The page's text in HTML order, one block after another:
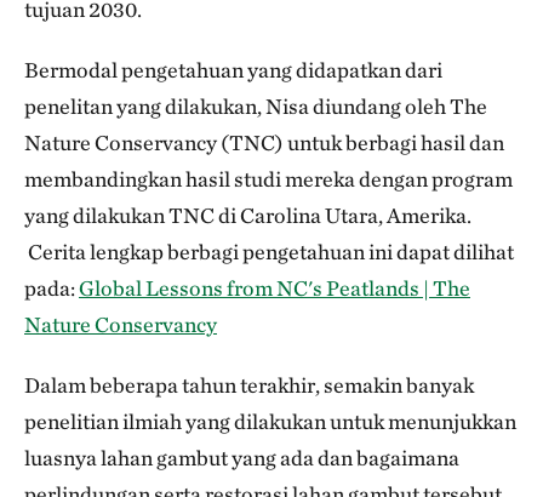
tujuan 2030.
Bermodal pengetahuan yang didapatkan dari
penelitan yang dilakukan, Nisa diundang oleh The
Nature Conservancy (TNC) untuk berbagi hasil dan
membandingkan hasil studi mereka dengan program
yang dilakukan TNC di Carolina Utara, Amerika.
Cerita lengkap berbagi pengetahuan ini dapat dilihat
pada:Global Lessons from NC's Peatlands | The
Nature Conservancy
Dalam beberapa tahun terakhir, semakin banyak
penelitian ilmiah yang dilakukan untuk menunjukkan
luasnya lahan gambut yang ada dan bagaimana